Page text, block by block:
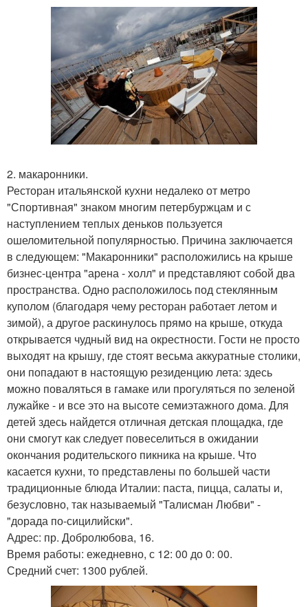
2. макаронники.
Ресторан итальянской кухни недалеко от метро
"Спортивная" знаком многим петербуржцам и с
наступлением теплых деньков пользуется
ошеломительной популярностью. Причина заключается
в следующем: "Макаронники" расположились на крыше
бизнес-центра "арена - холл" и представляют собой два
пространства. Одно расположилось под стеклянным
куполом (благодаря чему ресторан работает летом и
зимой), а другое раскинулось прямо на крыше, откуда
открывается чудный вид на окрестности. Гости не просто
выходят на крышу, где стоят весьма аккуратные столики,
они попадают в настоящую резиденцию лета: здесь
можно поваляться в гамаке или прогуляться по зеленой
лужайке - и все это на высоте семиэтажного дома. Для
детей здесь найдется отличная детская площадка, где
они смогут как следует повеселиться в ожидании
окончания родительского пикника на крыше. Что
касается кухни, то представлены по большей части
традиционные блюда Италии: паста, пицца, салаты и,
безусловно, так называемый "Талисман Любви" -
"дорада по-сицилийски".
Адрес: пр. Добролюбова, 16.
Время работы: ежедневно, с 12: 00 до 0: 00.
Средний счет: 1300 рублей.